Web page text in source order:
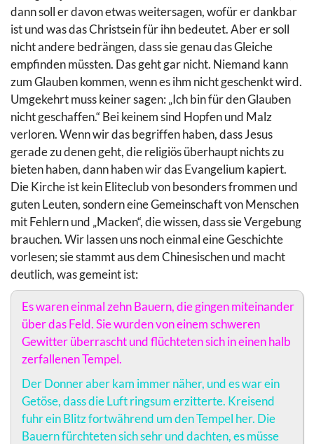
dann soll er davon etwas weitersagen, wofür er dankbar
ist und was das Christsein für ihn bedeutet. Aber er soll
nicht andere bedrängen, dass sie genau das Gleiche
empfinden müssten. Das geht gar nicht. Niemand kann
zum Glauben kommen, wenn es ihm nicht geschenkt wird.
Umgekehrt muss keiner sagen: „Ich bin für den Glauben
nicht geschaffen.“ Bei keinem sind Hopfen und Malz
verloren. Wenn wir das begriffen haben, dass Jesus
gerade zu denen geht, die religiös überhaupt nichts zu
bieten haben, dann haben wir das Evangelium kapiert.
Die Kirche ist kein Eliteclub von besonders frommen und
guten Leuten, sondern eine Gemeinschaft von Menschen
mit Fehlern und „Macken“, die wissen, dass sie Vergebung
brauchen. Wir lassen uns noch einmal eine Geschichte
vorlesen; sie stammt aus dem Chinesischen und macht
deutlich, was gemeint ist:
Es waren einmal zehn Bauern, die gingen miteinander
über das Feld. Sie wurden von einem schweren
Gewitter überrascht und flüchteten sich in einen halb
zerfallenen Tempel.
Der Donner aber kam immer näher, und es war ein
Getöse, dass die Luft ringsum erzitterte. Kreisend
fuhr ein Blitz fortwährend um den Tempel her. Die
Bauern fürchteten sich sehr und dachten, es müsse